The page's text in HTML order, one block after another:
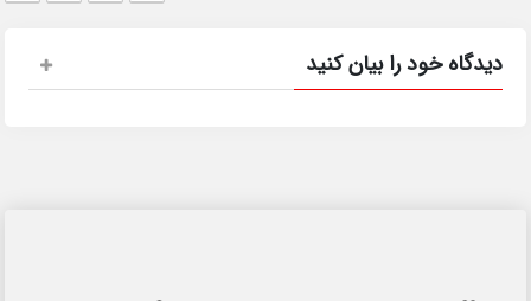
دیدگاه خود را بیان کنید